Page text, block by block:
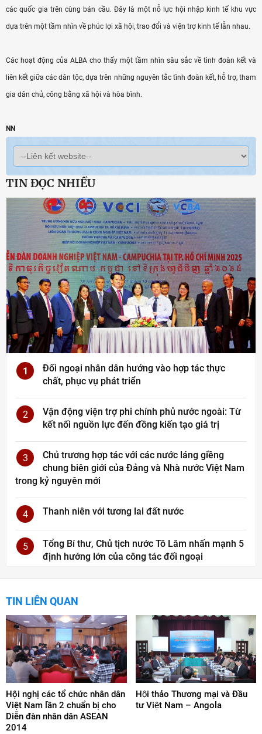
các quốc gia trên cùng bán cầu. Đây là một nỗ lực hội nhập kinh tế khu vực
dựa trên một tầm nhìn về phúc lợi xã hội, trao đổi và viện trợ kinh tế lẫn nhau.
Các hoạt động của ALBA cho thấy một tầm nhìn sâu sắc về tình đoàn kết và
liên kết giữa các dân tộc, dựa trên những nguyên tắc tình đoàn kết, hỗ trợ, tham
gia dân chủ, công bằng xã hội và hòa bình.
NN
TIN ĐỌC NHIỀU
1
Đối ngoại nhân dân hướng vào hợp tác thực
chất, phục vụ phát triển
2
Vận động viện trợ phi chính phủ nước ngoài: Từ
kết nối nguồn lực đến đồng kiến tạo giá trị
3
Chủ trương hợp tác với các nước láng giềng
chung biên giới của Đảng và Nhà nước Việt Nam
trong kỷ nguyên mới
4 Thanh niên với tương lai đất nước
5
Tổng Bí thư, Chủ tịch nước Tô Lâm nhấn mạnh 5
định hướng lớn của công tác đối ngoại
TIN LIÊN QUAN
Hội nghị các tổ chức nhân dân
Việt Nam lần 2 chuẩn bị cho
Diễn đàn nhân dân ASEAN
2014
Hội thảo Thương mại và Đầu
tư Việt Nam – Angola